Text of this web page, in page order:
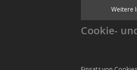
Weitere
Cookie-